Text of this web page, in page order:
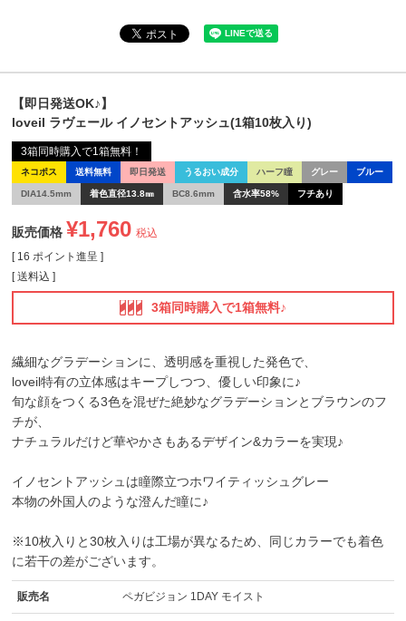
【即日発送OK♪】
loveil ラヴェール イノセントアッシュ(1箱10枚入り)
ネコポス 送料無料 即日発送 うるおい成分 ハーフ瞳 グレー ブルー
DIA14.5mm 着色直径13.8㎜ BC8.6mm 含水率58% フチあり
3箱同時購入で1箱無料！
販売価格 ¥1,760 税込
[ 16 ポイント進呈 ]
送料込
3箱同時購入で1箱無料♪
繊細なグラデーションに、透明感を重視した発色で、
loveil特有の立体感はキープしつつ、優しい印象に♪
旬な顔をつくる3色を混ぜた絶妙なグラデーションとブラウンのフ
チが、
ナチュラルだけど華やかさもあるデザイン&カラーを実現♪
イノセントアッシュは瞳際立つホワイティッシュグレー
本物の外国人のような澄んだ瞳に♪
※10枚入りと30枚入りは工場が異なるため、同じカラーでも着色
に若干の差がございます。
販売名 ペガビジョン 1DAY モイスト